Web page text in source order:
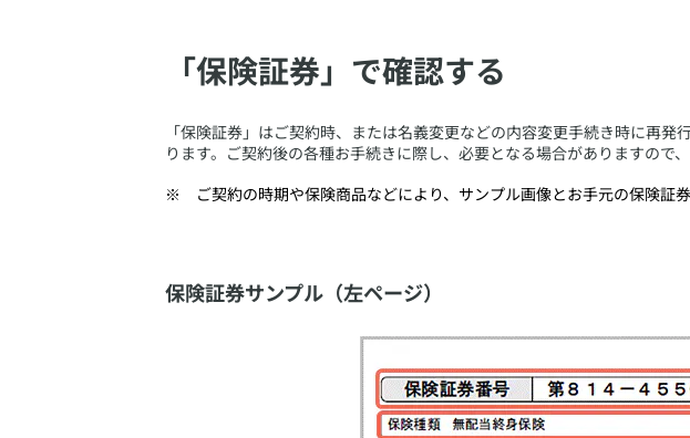
「保険証券」で確認する
「保険証券」はご契約時、または名義変更などの内容変更手続き時に再
ります。ご契約後の各種お手続きに際し、必要となる場合がありますので
ご契約の時期や保険商品などにより、サンプル画像とお手元の保険証
保険証券サンプル（左ページ）